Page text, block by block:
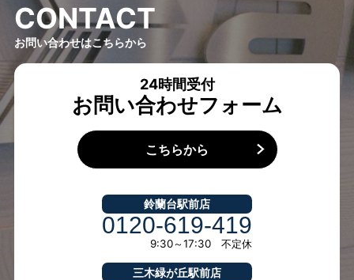
CONTACT
お問い合わせはこちらから
24時間受付
お問い合わせフォーム
こちらから
鈴蘭台駅前店
0120-619-419
9:30～17:30 不定休
三木緑が丘駅前店